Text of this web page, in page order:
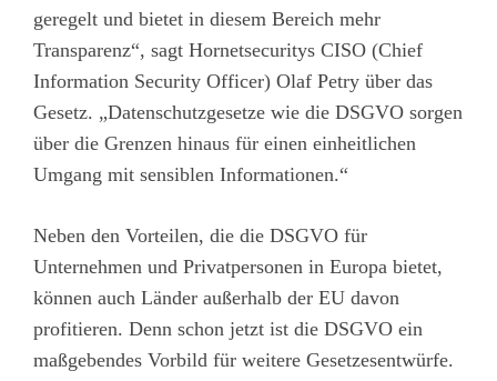
geregelt und bietet in diesem Bereich mehr
Transparenz“, sagt Hornetsecuritys CISO (Chief
Information Security Officer) Olaf Petry über das
Gesetz. „Datenschutzgesetze wie die DSGVO sorgen
über die Grenzen hinaus für einen einheitlichen
Umgang mit sensiblen Informationen.“
Neben den Vorteilen, die die DSGVO für
Unternehmen und Privatpersonen in Europa bietet,
können auch Länder außerhalb der EU davon
profitieren. Denn schon jetzt ist die DSGVO ein
maßgebendes Vorbild für weitere Gesetzesentwürfe.